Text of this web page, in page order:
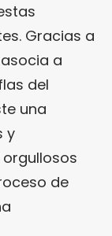
Gracias a
a
del
una
y
de